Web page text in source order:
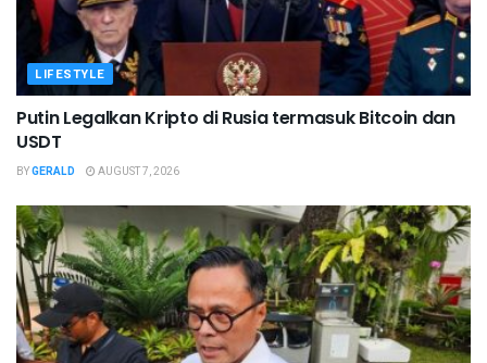
LIFESTYLE
Putin Legalkan Kripto di Rusia termasuk Bitcoin dan
USDT
BYGERALD AUGUST 7, 2026